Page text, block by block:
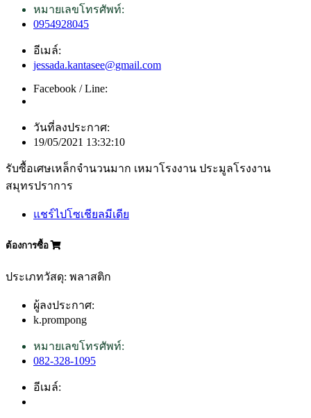
หมายเลขโทรศัพท์:
0954928045
อีเมล์:
jessada.kantasee@gmail.com
Facebook / Line:
วันที่ลงประกาศ:
19/05/2021 13:32:10
รับซื้อเศษเหล็กจำนวนมาก เหมาโรงงาน ประมูลโรงงาน
สมุทรปราการ
แชร์ไปโซเชียลมีเดีย
ต้องการซื้อ
ประเภทวัสดุ: พลาสติก
ผู้ลงประกาศ:
k.prompong
หมายเลขโทรศัพท์:
082-328-1095
อีเมล์: